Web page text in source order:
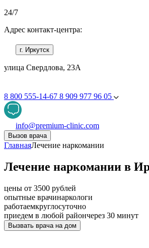
24/7
Адрес контакт-центра:
г. Иркутск
улица Свердлова, 23А
8 800 555-14-67 8 909 977 96 05
info@premium-clinic.com
Вызов врача
ГлавнаяЛечение наркомании
Лечение наркомании в
цены от 3500 рублей
опытные врачинаркологи
работаемкруглосуточно
приедем в любой райончерез 30 минут
Вызвать врача на дом